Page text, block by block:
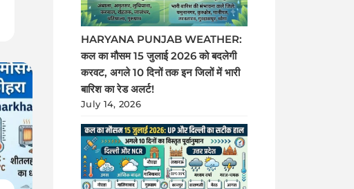
HARYANA PUNJAB WEATHER:
कल का मौसम 15 जुलाई 2026 को बदलेगी
करवट, अगले 10 दिनों तक इन जिलों में भारी
बारिश का रेड अलर्ट!
July 14, 2026